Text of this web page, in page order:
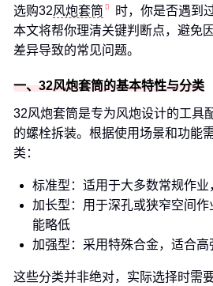
选购32风炮套筒
时，你是否遇到
本文将帮你理清关键判断点，避免
差异导致的常见问题。
一、32风炮套筒的基本特性与分类
32风炮套筒是专为风炮设计的工具
的螺栓拆装。根据使用场景和功能
类：
标准型：适用于大多数常规作
加长型：用于深孔或狭窄空间
能略低
加强型：采用特殊合金，适合高
这些分类并非绝对，实际选择时需